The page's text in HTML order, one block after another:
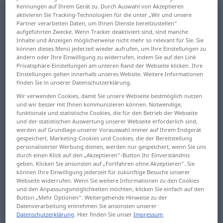
Verstärkungf <Verstärkung;keinpl >
Übersicht aller Übersetzungen
(Für mehr Details die Übersetzung anklicken/antippen)
reinforcement, fortification
increase, augmentation increase
emphasis, intensification
amplification, amplification, gain
gain, booster
reinforcement, intensification, increase,
reinforcements
Kennungen auf Ihrem Gerät zu. Durch Auswahl von Akzeptieren
aktivieren Sie Tracking-Technologien für die unter „Wir und unsere
Partner verarbeiten Daten, um Ihnen Dienste bereitzustellen“
aufgeführten Zwecke. Wenn Tracker deaktiviert sind, sind manche
Inhalte und Anzeigen möglicherweise nicht mehr so relevant für Sie. Sie
können dieses Menü jederzeit wieder aufrufen, um Ihre Einstellungen zu
ändern oder Ihre Einwilligung zu widerrufen, indem Sie auf den Link
Privatsphäre-Einstellungen am unteren Rand der Webseite klicken. Ihre
Einstellungen gelten innerhalb unseres Website. Weitere Informationen
finden Sie in unserer Datenschutzerklärung.
Wir verwenden Cookies, damit Sie unsere Webseite bestmöglich nutzen
und wir besser mit Ihnen kommunizieren können. Notwendige,
funktionale und statistische Cookies, die für den Betrieb der Webseite
und der statistischen Auswertung unserer Webseite erforderlich sind,
werden auf Grundlage unserer Vorauswahl immer auf Ihrem Endgerät
gespeichert. Marketing-Cookies und Cookies, die der Bereitstellung
personalisierter Werbung dienen, werden nur gespeichert, wenn Sie uns
durch einen Klick auf den „Akzeptieren“-Button Ihr Einverständnis
geben. Klicken Sie ansonsten auf „Fortfahren ohne Akzeptieren“. Sie
können Ihre Einwilligung jederzeit für zukünftige Besuche unserer
Webseite widerrufen. Wenn Sie weitere Informationen zu den Cookies
und den Anpassungsmöglichkeiten möchten, klicken Sie einfach auf den
Button „Mehr Optionen“. Weitergehende Hinweise zu der
Datenverarbeitung entnehmen Sie ansonsten unserer
Datenschutzerklärung. Hier finden Sie unserImpressum.